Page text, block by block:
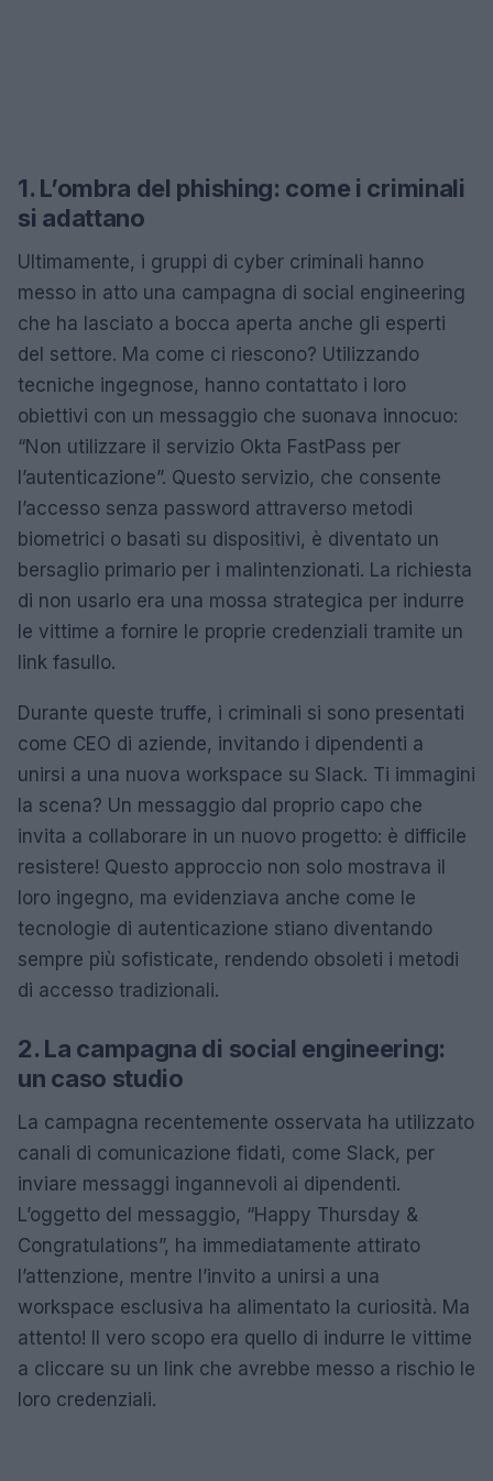
1. L’ombra del phishing: come i criminali
si adattano
Ultimamente, i gruppi di cyber criminali hanno
messo in atto una campagna di social engineering
che ha lasciato a bocca aperta anche gli esperti
del settore. Ma come ci riescono? Utilizzando
tecniche ingegnose, hanno contattato i loro
obiettivi con un messaggio che suonava innocuo:
“Non utilizzare il servizio Okta FastPass per
l’autenticazione”. Questo servizio, che consente
l’accesso senza password attraverso metodi
biometrici o basati su dispositivi, è diventato un
bersaglio primario per i malintenzionati. La richiesta
di non usarlo era una mossa strategica per indurre
le vittime a fornire le proprie credenziali tramite un
link fasullo.
Durante queste truffe, i criminali si sono presentati
come CEO di aziende, invitando i dipendenti a
unirsi a una nuova workspace su Slack. Ti immagini
la scena? Un messaggio dal proprio capo che
invita a collaborare in un nuovo progetto: è difficile
resistere! Questo approccio non solo mostrava il
loro ingegno, ma evidenziava anche come le
tecnologie di autenticazione stiano diventando
sempre più sofisticate, rendendo obsoleti i metodi
di accesso tradizionali.
2. La campagna di social engineering:
un caso studio
La campagna recentemente osservata ha utilizzato
canali di comunicazione fidati, come Slack, per
inviare messaggi ingannevoli ai dipendenti.
L’oggetto del messaggio, “Happy Thursday &
Congratulations”, ha immediatamente attirato
l’attenzione, mentre l’invito a unirsi a una
workspace esclusiva ha alimentato la curiosità. Ma
attento! Il vero scopo era quello di indurre le vittime
a cliccare su un link che avrebbe messo a rischio le
loro credenziali.